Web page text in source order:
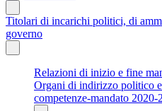
Titolari di incarichi politici, di
governo
Relazioni di inizio e fine
Organi di indirizzo politico
competenze-mandato 2020-